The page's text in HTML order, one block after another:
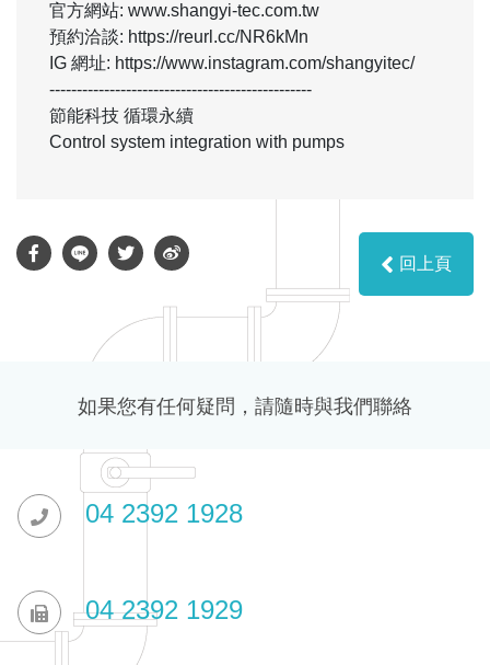
官方網站: www.shangyi-tec.com.tw
預約洽談: https://reurl.cc/NR6kMn
IG 網址: https://www.instagram.com/shangyitec/
------------------------------------------------
節能科技 循環永續
Control system integration with pumps
回上頁
如果您有任何疑問，請隨時與我們聯絡
04 2392 1928
04 2392 1929